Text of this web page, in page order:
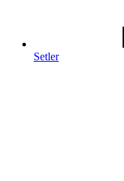
Setler